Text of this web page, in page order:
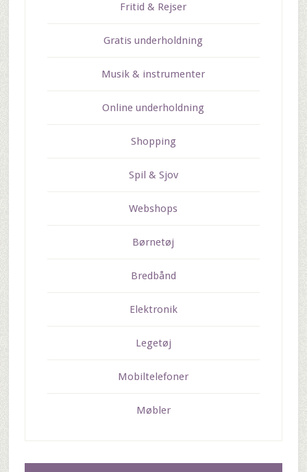
Fritid & Rejser
Gratis underholdning
Musik & instrumenter
Online underholdning
Shopping
Spil & Sjov
Webshops
Børnetøj
Bredbånd
Elektronik
Legetøj
Mobiltelefoner
Møbler